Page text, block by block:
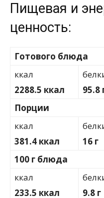
Пищевая и
ценность:
Готового блюда
ккал
2288.5 ккал
95.8
Порции
ккал
381.4 ккал
16 г
100 г блюда
ккал
233.5 ккал
9.8 г